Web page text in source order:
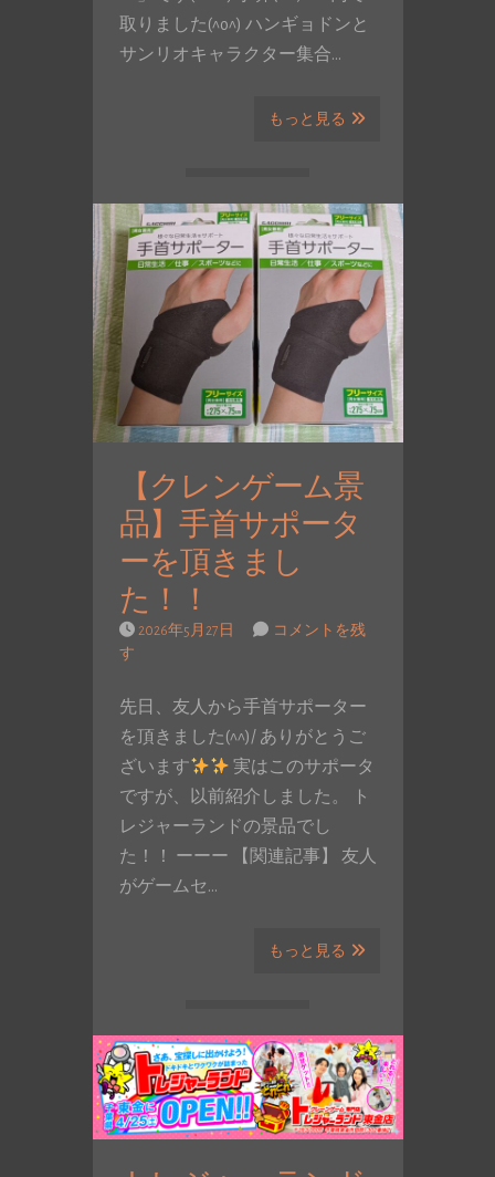
取りました(^o^) ハンギョドンと
サンリオキャラクター集合…
もっと見る
【クレンゲーム景
品】手首サポータ
ーを頂きまし
た！！
2026年5月27日
コメントを残
す
先日、友人から手首サポーター
を頂きました(^^)/ ありがとうご
ざいます
実はこのサポータ
ですが、以前紹介しました。 ト
レジャーランドの景品でし
た！！ ーーー 【関連記事】 友人
がゲームセ…
もっと見る